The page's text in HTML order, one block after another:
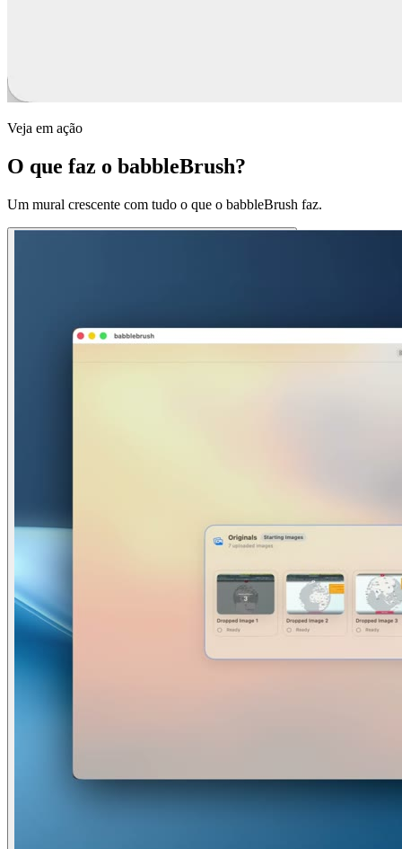
Veja em ação
O que faz o babbleBrush?
Um mural crescente com tudo o que o babbleBrush faz.